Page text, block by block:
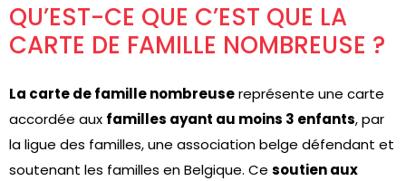
QU’EST-CE QUE C’EST QUE LA
CARTE DE FAMILLE NOMBREUSE ?
La carte de famille nombreusereprésente une carte
accordée aux familles ayant au moins 3 enfants, par
la ligue des familles, une association belge défendant et
soutenant les familles en Belgique. Ce soutien aux